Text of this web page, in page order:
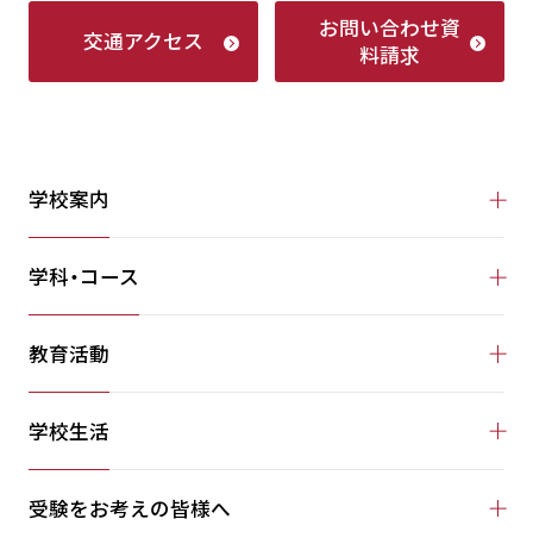
交通アクセス お問い合わせ資
料請求
学校案内
学科・コース
教育活動
学校生活
受験をお考えの皆様へ